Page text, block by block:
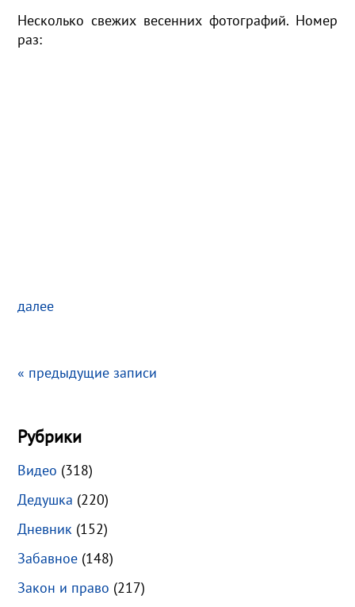
Несколько свежих весенних фотографий. Номер
раз:
далее
« предыдущие записи
Рубрики
Видео (318)
Дедушка (220)
Дневник (152)
Забавное (148)
Закон и право (217)